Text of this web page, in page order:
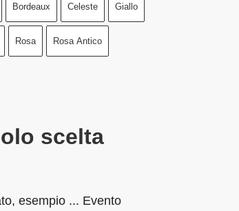
Bordeaux Celeste Giallo
Rosa Rosa Antico
scelta
esempio ... Evento